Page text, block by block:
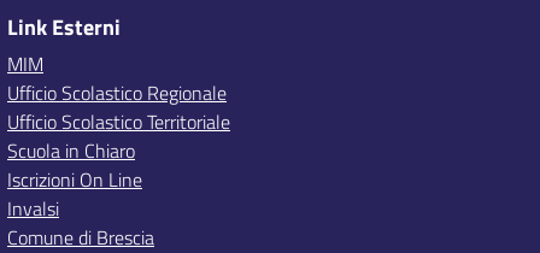
Link Esterni
MIM
Ufficio Scolastico Regionale
Ufficio Scolastico Territoriale
Scuola in Chiaro
Iscrizioni On Line
Invalsi
Comune di Brescia